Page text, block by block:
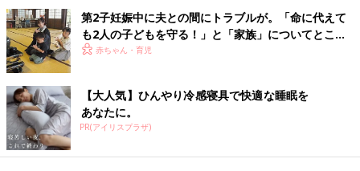
第2子妊娠中に夫との間にトラブルが。「命に代えて
も2人の子どもを守る！」と「家族」についてとこと
ん考えた先に僧侶の道が【シングルマザー体験談】
赤ちゃん・育児
【大人気】ひんやり冷感寝具で快適な睡眠を
あなたに。
PR(アイリスプラザ)